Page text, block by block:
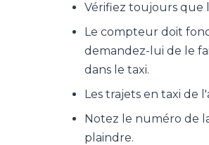
Vérifiez toujours que
Le compteur doit
demandez-lui de le
dans le taxi.
Les trajets en taxi de
Notez le numéro de
plaindre.